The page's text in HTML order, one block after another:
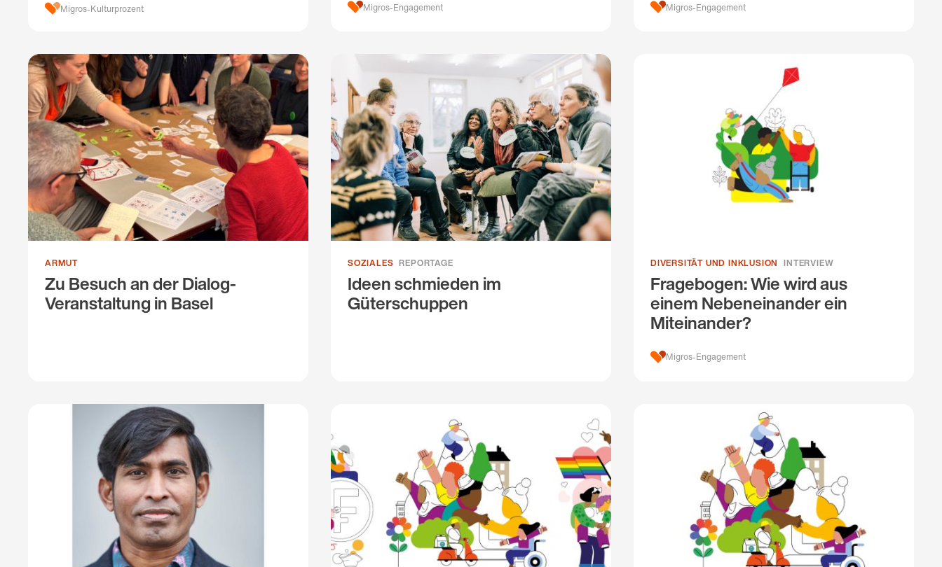
Migros-Kulturprozent Migros-Engagement Migros-Engagement
ARMUT
Zu Besuch an der Dialog-
Veranstaltung in Basel
SOZIALES REPORTAGE
Ideen schmieden im
Güterschuppen
DIVERSITÄT UND INKLUSION INTERVIEW
Fragebogen: Wie wird aus
einem Nebeneinander ein
Miteinander?
Migros-Engagement